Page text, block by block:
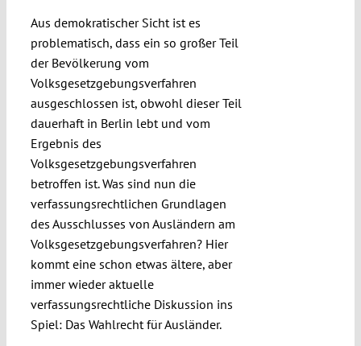
Aus demokratischer Sicht ist es
problematisch, dass ein so großer Teil
der Bevölkerung vom
Volksgesetzgebungsverfahren
ausgeschlossen ist, obwohl dieser Teil
dauerhaft in Berlin lebt und vom
Ergebnis des
Volksgesetzgebungsverfahren
betroffen ist. Was sind nun die
verfassungsrechtlichen Grundlagen
des Ausschlusses von Ausländern am
Volksgesetzgebungsverfahren? Hier
kommt eine schon etwas ältere, aber
immer wieder aktuelle
verfassungsrechtliche Diskussion ins
Spiel: Das Wahlrecht für Ausländer.